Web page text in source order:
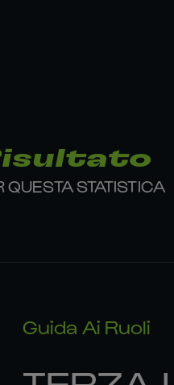
QUESTA STATISTICA
Guida Ai Ruoli